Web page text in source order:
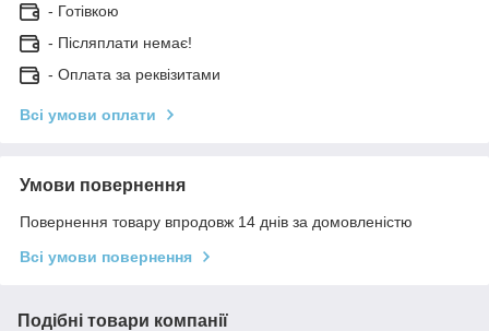
- Готівкою
- Післяплати немає!
- Оплата за реквізитами
Всі умови оплати
Умови повернення
Повернення товару впродовж 14 днів за домовленістю
Всі умови повернення
Подібні товари компанії